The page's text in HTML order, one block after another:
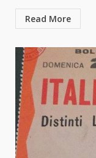
Read More